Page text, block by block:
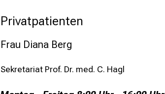
Privatpatienten
Frau Diana Berg
Sekretariat Prof. Dr. med. C. Hagl